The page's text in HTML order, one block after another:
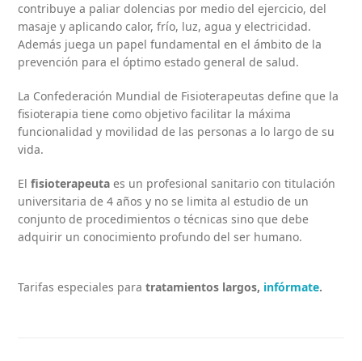
contribuye a paliar dolencias por medio del ejercicio, del
masaje y aplicando calor, frío, luz, agua y electricidad.
Además juega un papel fundamental en el ámbito de la
prevención para el óptimo estado general de salud.
La Confederación Mundial de Fisioterapeutas define que la
fisioterapia tiene como objetivo facilitar la máxima
funcionalidad y movilidad de las personas a lo largo de su
vida.
Elfisioterapeutaes un profesional sanitario con titulación
universitaria de 4 años y no se limita al estudio de un
conjunto de procedimientos o técnicas sino que debe
adquirir un conocimiento profundo del ser humano.
Tarifas especiales para tratamientos largos, infórmate.